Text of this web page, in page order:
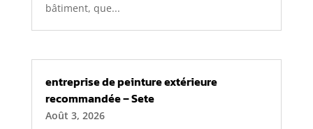
bâtiment, que...
entreprise de peinture extérieure
recommandée – Sete
Août 3, 2026